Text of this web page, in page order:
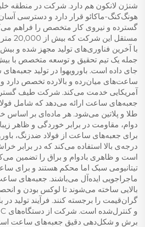
شنژن لانکون هم دارد. شرکت در منطقه
هونگ‌کنگ-ماکائو قرار دارد و دسترسی آسان
گسترده و نیروی کار متخصص را فراهم
مستقل
جای داده است. باورویهوا در تولید
ساعت‌های میان‌رده و بالارده تخصص دارد و
آمریکایی خدمت می‌کند. شرکت طیف
جعبه‌های ساعت ارائه می‌دهد که شامل
طلا و پلاتین می‌شود. هر ماده‌ای بر اساس
دوام، مقاومت در برابر خوردگی و ظاهر
برای جعبه‌های ساعت از فولاد ضدزنگ،
درجه‌ی بالا استفاده می‌کند که در برابر
است و ظاهری بادوام و براق را تضمین
تیتانیومی سبک اما محکم هستند و برای
ماجراجویی ایده‌آل می‌باشند. جعبه‌های
بالایی ساخته می‌شوند تا لوکس بودن و
گران‌قیمت را برجسته کنند. فرآیند تولید در
برش و شکل‌دهی دقیق جعبه‌های ساعت